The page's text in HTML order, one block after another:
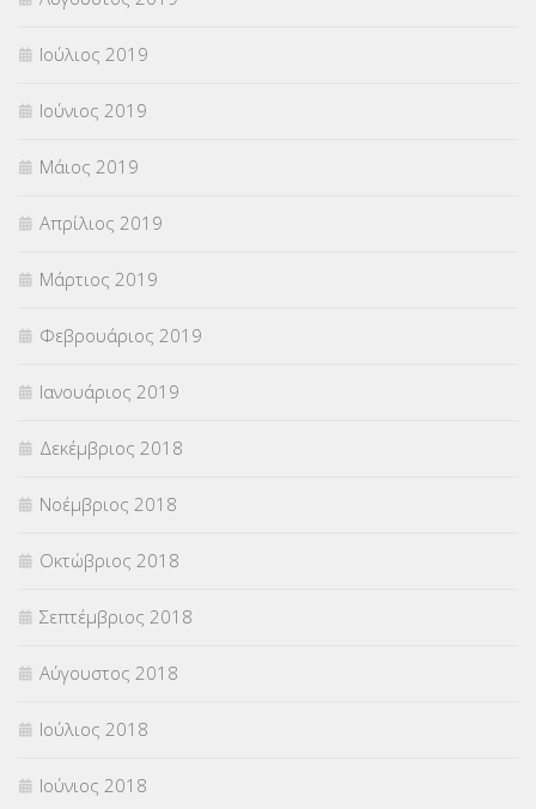
Ιούλιος 2019
Ιούνιος 2019
Μάιος 2019
Απρίλιος 2019
Μάρτιος 2019
Φεβρουάριος 2019
Ιανουάριος 2019
Δεκέμβριος 2018
Νοέμβριος 2018
Οκτώβριος 2018
Σεπτέμβριος 2018
Αύγουστος 2018
Ιούλιος 2018
Ιούνιος 2018